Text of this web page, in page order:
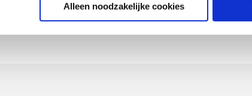
Alleen noodzakelijke cookies